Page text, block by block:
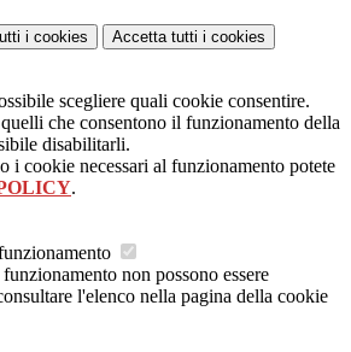
i cookies Accetta tutti i cookies
scegliere quali cookie consentire.
che consentono il funzionamento della
disabilitarli.
i cookie necessari al funzionamento potete
.
non possono essere
l'elenco nella pagina della cookie